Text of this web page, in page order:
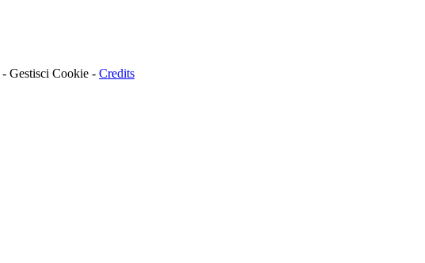
- Gestisci Cookie - Credits